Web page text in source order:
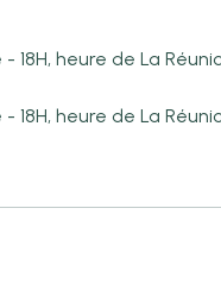
heure de La
heure de La